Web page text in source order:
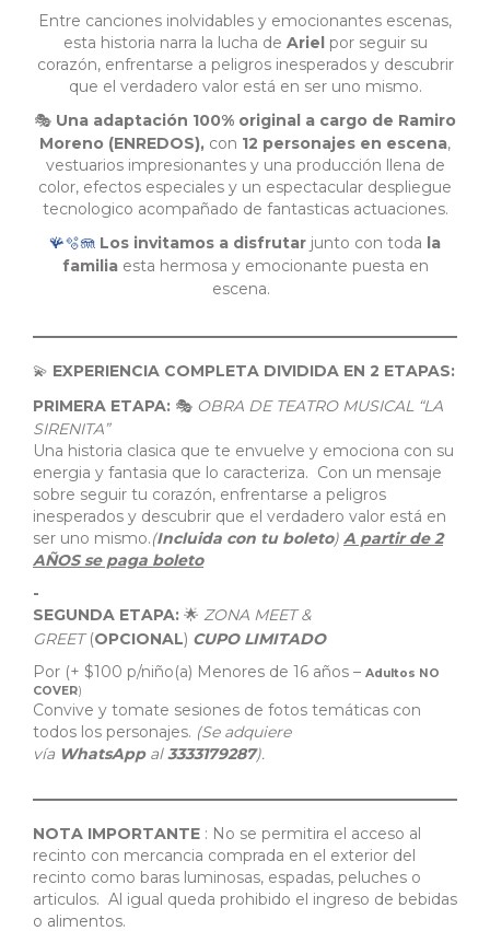
Entre canciones inolvidables y emocionantes escenas,
esta historia narra la lucha de Ariel por seguir su
corazón, enfrentarse a peligros inesperados y descubrir
que el verdadero valor está en ser uno mismo.
🎭 Una adaptación 100% original a cargo de Ramiro
Moreno (ENREDOS), con 12 personajes en escena,
vestuarios impresionantes y una producción llena de
color, efectos especiales y un espectacular despliegue
tecnologico acompañado de fantasticas actuaciones.
🪸🫧🪼 Los invitamos a disfrutar junto con toda la
familia esta hermosa y emocionante puesta en
escena.
💫 EXPERIENCIA COMPLETA DIVIDIDA EN 2 ETAPAS:
PRIMERA ETAPA: 🎭 OBRA DE TEATRO MUSICAL “LA
SIRENITA”
Una historia clasica que te envuelve y emociona con su
energia y fantasia que lo caracteriza. Con un mensaje
sobre seguir tu corazón, enfrentarse a peligros
inesperados y descubrir que el verdadero valor está en
ser uno mismo.(Incluida con tu boleto) A partir de 2
AÑOS se paga boleto
-
SEGUNDA ETAPA: 🌟 ZONA MEET &
GREET(OPCIONAL) CUPO LIMITADO
Por (+ $100 p/niño(a) Menores de 16 años – Adultos NO
COVER)
Convive y tomate sesiones de fotos temáticas con
todos los personajes. (Se adquiere
vía WhatsApp al3333179287).
NOTA IMPORTANTE : No se permitira el acceso al
recinto con mercancia comprada en el exterior del
recinto como baras luminosas, espadas, peluches o
articulos. Al igual queda prohibido el ingreso de bebidas
o alimentos.